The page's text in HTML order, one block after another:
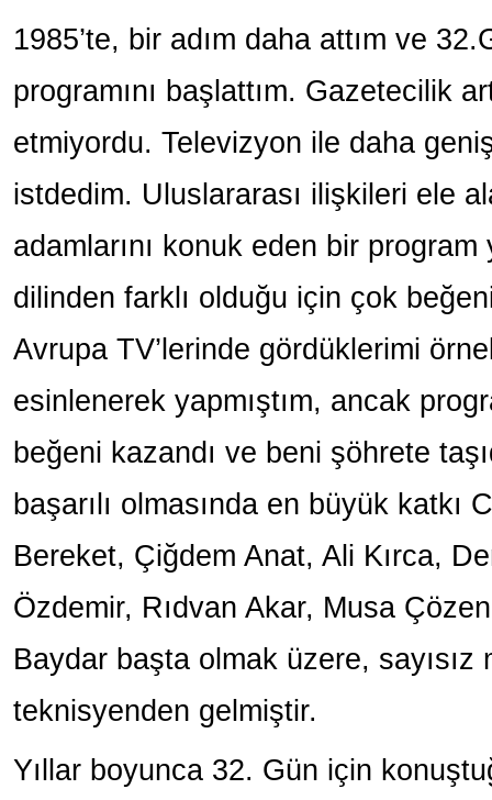
1985’te, bir adım daha attım ve
programını başlattım. Gazetecilik
etmiyordu. Televizyon ile daha
istdedim. Uluslararası ilişkileri ele
adamlarını konuk eden bir program
dilinden farklı olduğu için çok
Avrupa TV’lerinde gördüklerimi
esinlenerek yapmıştım, ancak
beğeni kazandı ve beni şöhrete
başarılı olmasında en büyük katkı
Bereket, Çiğdem Anat, Ali Kırca,
Özdemir, Rıdvan Akar, Musa
Baydar başta olmak üzere,
teknisyenden gelmiştir.
Yıllar boyunca 32. Gün için